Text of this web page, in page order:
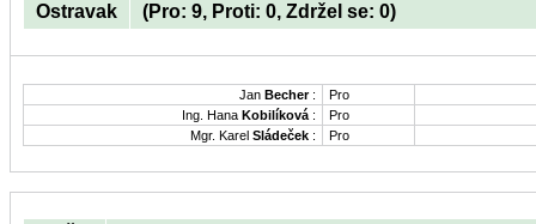
Ostravak (Pro: 9, Proti: 0, Zdržel se: 0)
Jan Becher:
Pro
Ing. Hana Kobilíková :
Pro
Mgr. Karel Sládeček : Pro